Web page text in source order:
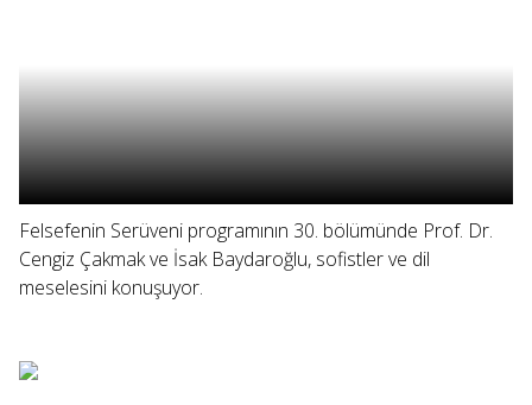
Felsefenin Serüveni programının 30. bölümünde Prof. Dr.
Cengiz Çakmak ve İsak Baydaroğlu, sofistler ve dil
meselesini konuşuyor.